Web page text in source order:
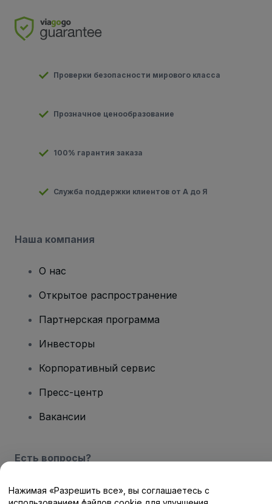
Проверки безопасности мирового класса
Прозначное ценообразование
100% гарантия заказа
Служба поддержки клиентов от А до Я
Наша компания
О нас
Открытое распространение
Партнерская программа
Инвесторы
Корпоративный сервис
Пресс-центр
Вакансии
Есть вопросы?
Центр помощи / Свяжитесь с нами
Нажимая «Разрешить все», вы соглашаетесь с